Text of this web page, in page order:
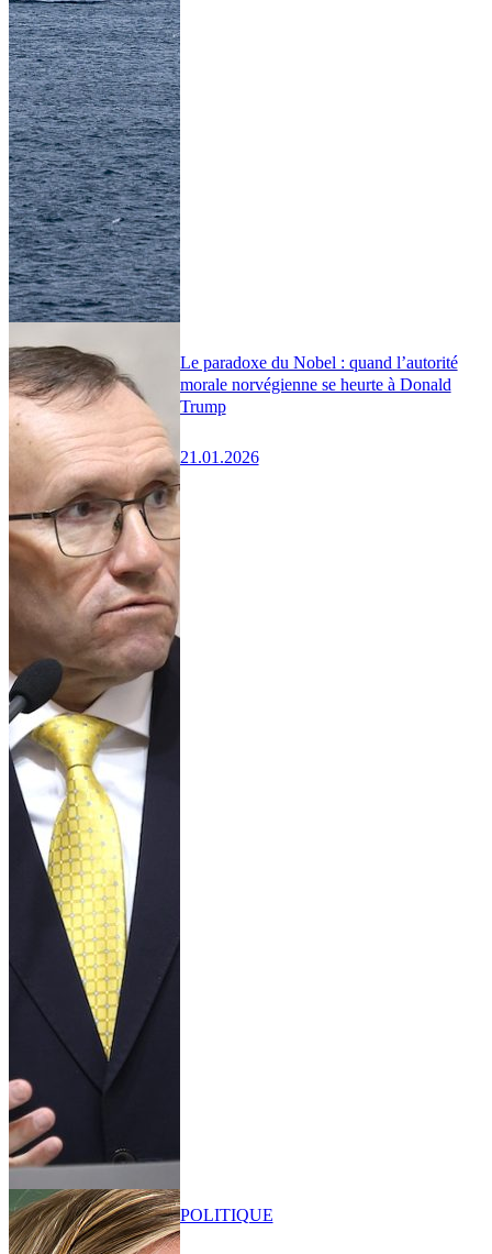
Le paradoxe du Nobel : quand l’autorité
morale norvégienne se heurte à Donald
Trump
21.01.2026
POLITIQUE